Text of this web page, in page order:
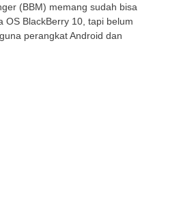
(BBM) memang sudah bisa
OS BlackBerry 10, tapi belum
perangkat Android dan